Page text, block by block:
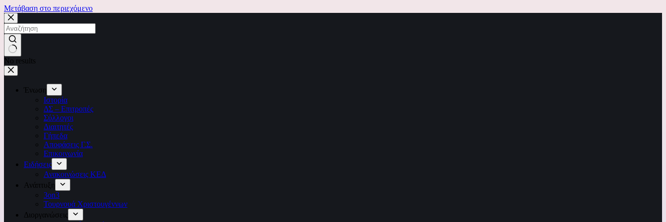
Μετάβαση στο περιεχόμενο
No results
Ένωση
Ιστορία
ΔΣ – Επιτροπές
Σύλλογοι
Διαιτητές
Γήπεδα
Αποφάσεις Γ.Σ.
Επικοινωνία
Ειδήσεις
Ανακοινώσεις ΚΕΔ
Ανάπτυξη
3on3
Τουρνουά Χριστουγέννων
Διοργανώσεις